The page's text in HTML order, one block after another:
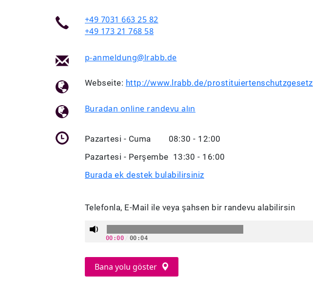
+49 7031 663 25 82
+49 173 21 768 58
p-anmeldung@lrabb.de
Webseite: http://www.lrabb.de/prostituiertenschutzgesetz
Buradan online randevu alın
Pazartesi - Cuma 08:30 - 12:00
Pazartesi - Perşembe 13:30 - 16:00
Burada ek destek bulabilirsiniz
Telefonla, E-Mail ile veya şahsen bir randevu alabilirsin
00:00 00:04
Bana yolu göster